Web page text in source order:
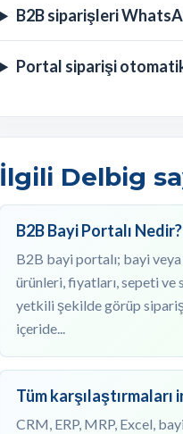
B2B siparişleri
Portal siparişi otomatik
İlgili Delbig
B2B Bayi Portalı Nedir?
B2B bayi portalı; bayi
ürünleri, fiyatları, sepeti ve
yetkili şekilde görüp
içeride...
Tüm karşılaştırmaları
CRM, ERP, MRP, Excel,